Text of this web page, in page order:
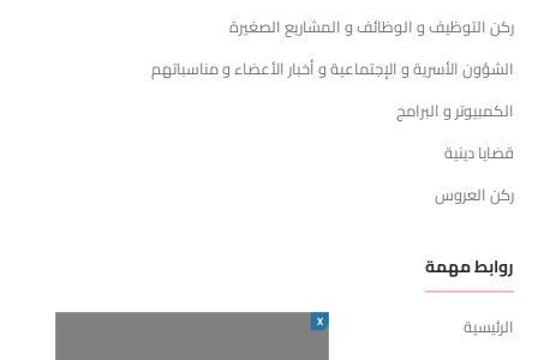
ركن التوظيف و الوظائف و المشاريع الصغيرة
الشؤون الأسرية و الإجتماعية و أخبار الأعضاء و مناسباتهم
الكمبيوتر و البرامج
قضايا دينية
ركن العروس
روابط مهمة
الرئيسية
X